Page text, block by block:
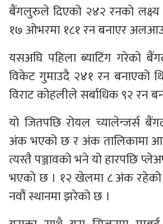
बैंगलुरुले दिएको २४२ रनको लक्ष्य
१७ ओभरमा १८१ रन बनाएर
यसअघि पहिला ब्याटिंग गरेको
विकेट गुमाउदै २४१ रन बनाएको
विराट कोहलीले सर्बाधिक ९२ रन
यो जितपछि रोयल च्यालेन्जर्स
अंक भएको छ र अंक तालिकामा
त्यस्तै पञ्जावको भने यो हारपछि
भएको छ । १२ खेलमा ८ अंक रहेको
नवौं स्थानमा झरेको छ ।